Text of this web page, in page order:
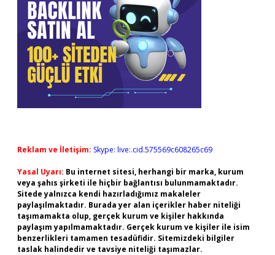
Reklam ve İletişim: Skype: live:.cid.575569c608265c69
Yasal Uyarı: Bu internet sitesi, herhangi bir marka, kurum
veya şahıs şirketi ile hiçbir bağlantısı bulunmamaktadır.
Sitede yalnızca kendi hazırladığımız makaleler
paylaşılmaktadır. Burada yer alan içerikler haber niteliği
taşımamakta olup, gerçek kurum ve kişiler hakkında
paylaşım yapılmamaktadır. Gerçek kurum ve kişiler ile isim
benzerlikleri tamamen tesadüfidir. Sitemizdeki bilgiler
taslak halindedir ve tavsiye niteliği taşımazlar.